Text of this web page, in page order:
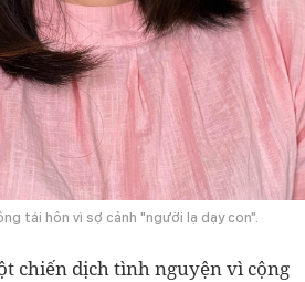
tái hôn vì sợ cảnh "người lạ dạy con".
chiến dịch tình nguyện vì cộng